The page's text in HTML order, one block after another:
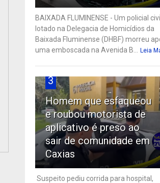
BAIXADA FLUMINENSE - Um policial
lotado na Delegacia de Homicídios da
Baixada Fluminense (DHBF) morreu
uma emboscada na Avenida B...
Leia
3
Homem que esfaqueou
e roubou motorista de
aplicativo é preso ao
sair de comunidade em
Caxias
Suspeito pediu corrida para hospital,